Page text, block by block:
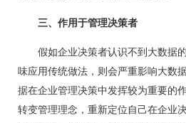
三、作用于管理决策者
假如企业决策者认识不到大数据的
味应用传统做法，则会严重影响大数
据在企业管理决策中发挥较为重要的
转变管理理念，重新定位自己在企业